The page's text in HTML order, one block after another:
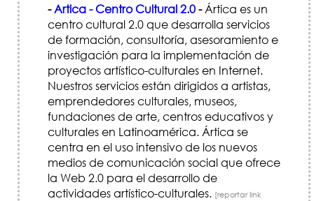
-Artica - Centro Cultural 2.0-Ártica es un
centro cultural 2.0 que desarrolla servicios
de formación, consultoría, asesoramiento e
investigación para la implementación de
proyectos artístico-culturales en Internet.
Nuestros servicios están dirigidos a artistas,
emprendedores culturales, museos,
fundaciones de arte, centros educativos y
culturales en Latinoamérica. Ártica se
centra en el uso intensivo de los nuevos
medios de comunicación social que ofrece
la Web 2.0 para el desarrollo de
actividades artístico-culturales. [reportar link